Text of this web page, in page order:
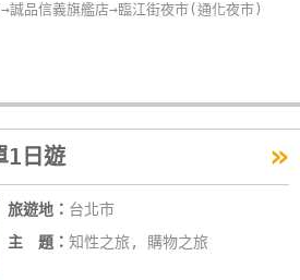
誠品信義旗艦店→臨江街夜市(通化夜市)
1日遊 »
旅遊地： 台北市
主 題： 知性之旅, 購物之旅